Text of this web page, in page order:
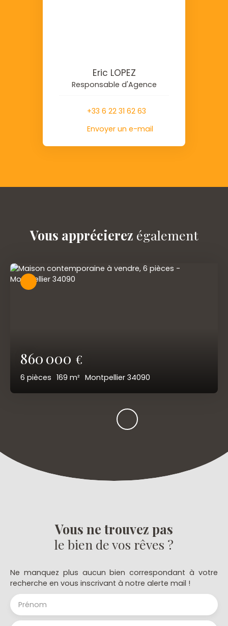
Eric LOPEZ
Responsable d'Agence
+33 6 22 31 62 63
Envoyer un e-mail
Vous apprécierez également
860 000 €
6 pièces 169 m² Montpellier 34090
Vous ne trouvez pas
le bien de vos rêves ?
Ne manquez plus aucun bien correspondant à votre
recherche en vous inscrivant à notre alerte mail !
Prénom